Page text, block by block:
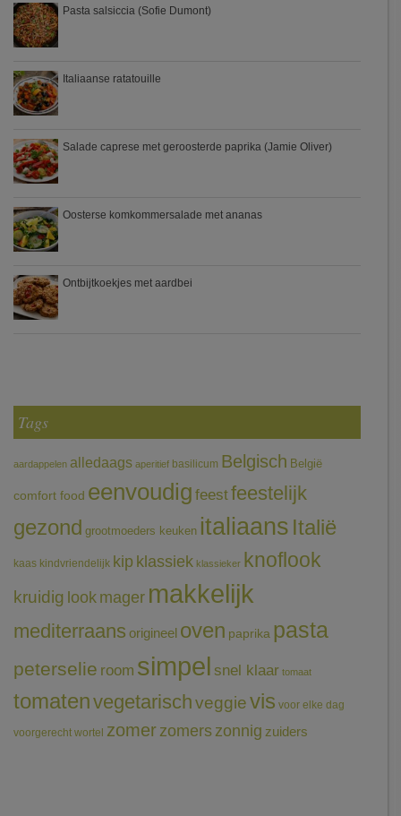
Pasta salsiccia (Sofie Dumont)
Italiaanse ratatouille
Salade caprese met geroosterde paprika (Jamie Oliver)
Oosterse komkommersalade met ananas
Ontbijtkoekjes met aardbei
Tags
aardappelen alledaags aperitief basilicum Belgisch België
comfort food eenvoudig feestfeestelijk
gezond grootmoeders keuken italiaans Italië
kaas kindvriendelijk kip klassiek klassieker knoflook
kruidig look mager makkelijk
mediterraans origineel oven paprika pasta
peterselie room simpel snel klaar tomaat
tomatenvegetarischveggievis voor elke dag
voorgerecht wortel zomerzomerszonnig zuiders